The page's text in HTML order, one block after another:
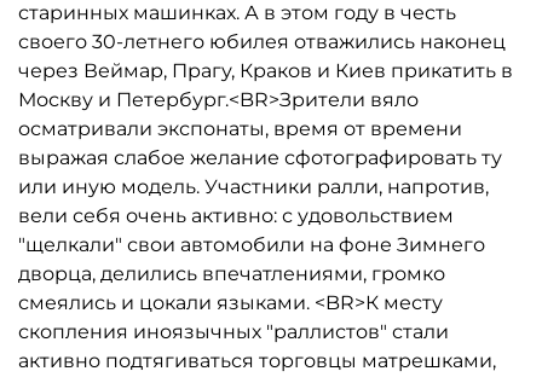
старинных машинках. А в этом году в честь
своего 30-летнего юбилея отважились наконец
через Веймар, Прагу, Краков и Киев прикатить в
Москву и Петербург.<BR>Зрители вяло
осматривали экспонаты, время от времени
выражая слабое желание сфотографировать ту
или иную модель. Участники ралли, напротив,
вели себя очень активно: с удовольствием
"щелкали" свои автомобили на фоне Зимнего
дворца, делились впечатлениями, громко
смеялись и цокали языками. <BR>К месту
скопления иноязычных "раллистов" стали
активно подтягиваться торговцы матрешками,